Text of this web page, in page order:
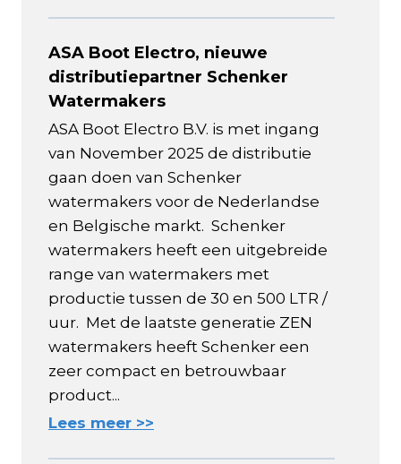
ASA Boot Electro, nieuwe
distributiepartner Schenker
Watermakers
ASA Boot Electro B.V. is met ingang
van November 2025 de distributie
gaan doen van Schenker
watermakers voor de Nederlandse
en Belgische markt. Schenker
watermakers heeft een uitgebreide
range van watermakers met
productie tussen de 30 en 500 LTR /
uur. Met de laatste generatie ZEN
watermakers heeft Schenker een
zeer compact en betrouwbaar
product...
Lees meer >>